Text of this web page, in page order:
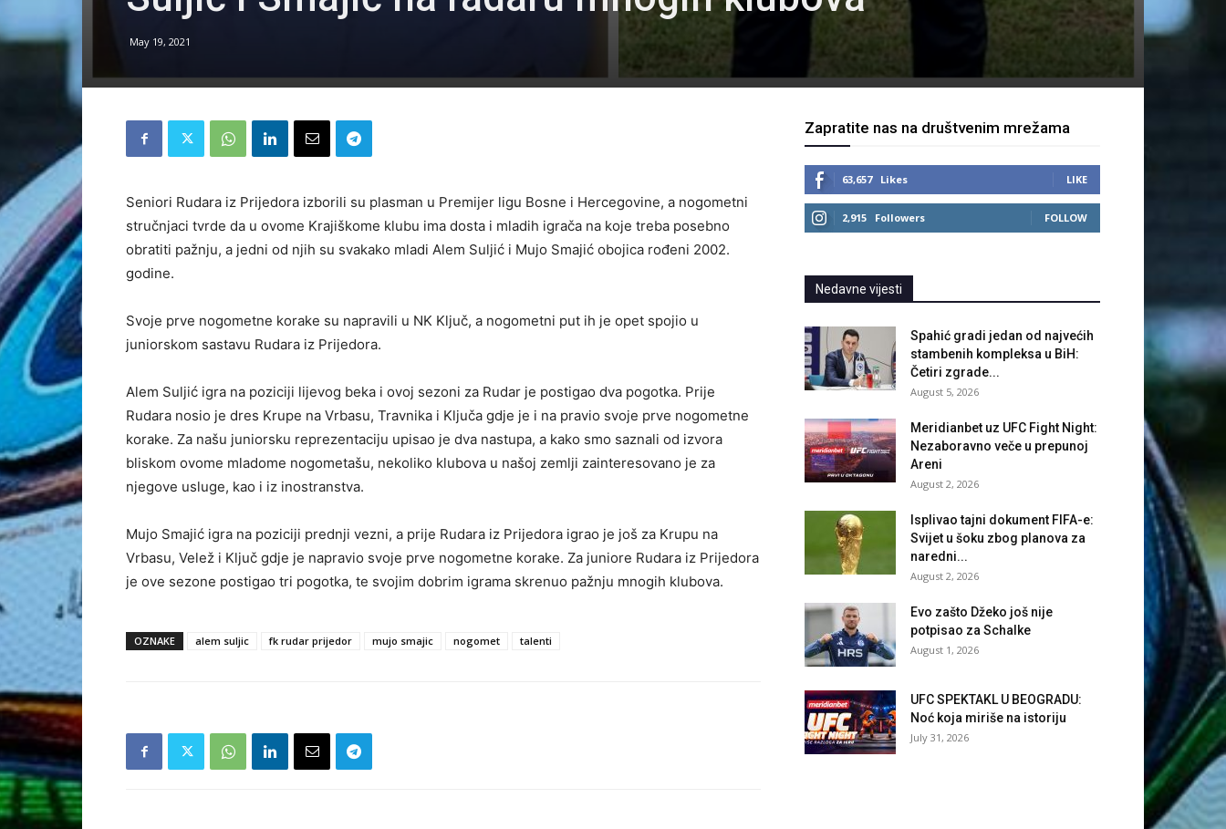
May 19, 2021
Seniori Rudara iz Prijedora izborili su plasman u Premijer ligu Bosne i Hercegovine, a nogometni
stručnjaci tvrde da u ovome Krajiškome klubu ima dosta i mladih igrača na koje treba posebno
obratiti pažnju, a jedni od njih su svakako mladi Alem Suljić i Mujo Smajić obojica rođeni 2002.
godine.
Svoje prve nogometne korake su napravili u NK Ključ, a nogometni put ih je opet spojio u
juniorskom sastavu Rudara iz Prijedora.
Alem Suljić igra na poziciji lijevog beka i ovoj sezoni za Rudar je postigao dva pogotka. Prije
Rudara nosio je dres Krupe na Vrbasu, Travnika i Ključa gdje je i na pravio svoje prve nogometne
korake. Za našu juniorsku reprezentaciju upisao je dva nastupa, a kako smo saznali od izvora
bliskom ovome mladome nogometašu, nekoliko klubova u našoj zemlji zainteresovano je za
njegove usluge, kao i iz inostranstva.
Mujo Smajić igra na poziciji prednji vezni, a prije Rudara iz Prijedora igrao je još za Krupu na
Vrbasu, Velež i Ključ gdje je napravio svoje prve nogometne korake. Za juniore Rudara iz Prijedora
je ove sezone postigao tri pogotka, te svojim dobrim igrama skrenuo pažnju mnogih klubova.
OZNAKE alem suljic fk rudar prijedor mujo smajic nogomet talenti
Zapratite nas na društvenim mrežama
63,657 Likes LIKE
2,915 Followers FOLLOW
Nedavne vijesti
Spahić gradi jedan od najvećih
stambenih kompleksa u BiH:
Četiri zgrade...
August 5, 2026
Meridianbet uz UFC Fight Night:
Nezaboravno veče u prepunoj
Areni
August 2, 2026
Isplivao tajni dokument FIFA-e:
Svijet u šoku zbog planova za
naredni...
August 2, 2026
Evo zašto Džeko još nije
potpisao za Schalke
August 1, 2026
UFC SPEKTAKL U BEOGRADU:
Noć koja miriše na istoriju
July 31, 2026